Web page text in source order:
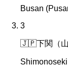
Busan
3
🇯🇵下関（山